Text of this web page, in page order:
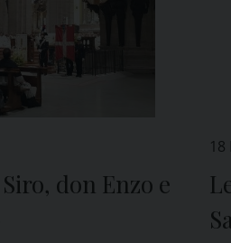
don Enzo e